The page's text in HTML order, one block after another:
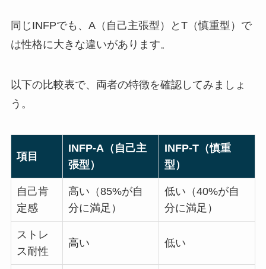
同じINFPでも、A（自己主張型）とT（慎重型）で
は性格に大きな違いがあります。
以下の比較表で、両者の特徴を確認してみましょ
う。
項目
INFP-A（自己主
張型）
INFP-T（慎重
型）
自己肯
定感
高い（85%が自
分に満足）
低い（40%が自
分に満足）
ストレ
ス耐性
高い 低い